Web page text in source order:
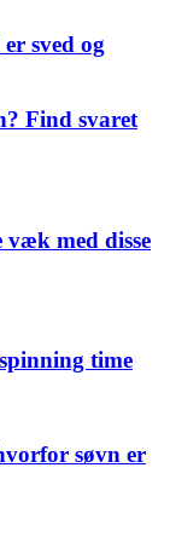
sved og
Find svaret
med disse
time
søvn er